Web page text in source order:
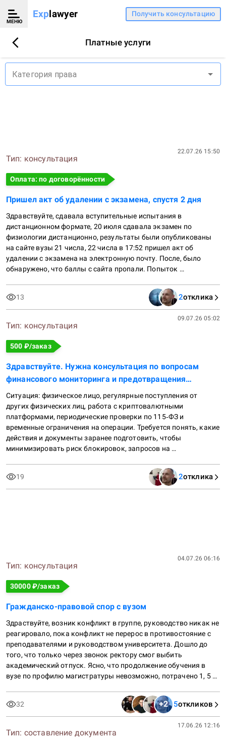
МЕНЮ
Explawyer Получить консультацию
Платные услуги
Категория права
22.07.26 15:50
Тип: консультация
Оплата: по договорённости
Пришел акт об удалении с экзамена, спустя 2 дня
Здравствуйте, сдавала вступительные испытания в
дистанционном формате, 20 июля сдавала экзамен по
физиологии дистанционно, результаты были опубликованы
на сайте вузы 21 числа, 22 числа в 17:52 пришел акт об
удалении с экзамена на электронную почту. После, было
обнаружено, что баллы с сайта пропали. Попыток
13 2отклика
09.07.26 05:02
Тип: консультация
500 ₽/заказ
Здравствуйте. Нужна консультация по вопросам
финансового мониторинга и предотвращения
блокировок со стороны банков.
Ситуация: физическое лицо, регулярные поступления от
других физических лиц, работа с криптовалютными
платформами, периодические проверки по 115‑ФЗ и
временные ограничения на операции. Требуется понять, какие
действия и документы заранее подготовить, чтобы
минимизировать риск блокировок, запросов на
Интересуют:
— какие типы операций чаще всего вызывают подозрения у
— какие модели взаимодействия с банком считаются
безопасными для регулярных поступлений от физлиц;
рекомендациями.
19 2отклика
04.07.26 06:16
Тип: консультация
30000₽/заказ
Гражданско-правовой спор с вузом
Здраствуйте, возник конфликт в группе, руководство никак не
реагировало, пока конфликт не перерос в противостояние с
преподавателями и руководством университета. Дошло до
того, что только через звонок ректору смог выбить
академический отпуск. Ясно, что продолжение обучения в
вузе по профилю магистратуры невозможно, потрачено 1, 5
переписке ( от не выполнения трудовых обязанностей
преподавателей до оскорбительных высказываний в
переписке, например на сообщение об объективных причинах
- руководитель написал, что это субъективные причины, тем
самым имел ввиду субъективные ( якобы психические по юр.
32 +2 5откликов
17.06.26 12:16
Тип: составление документа